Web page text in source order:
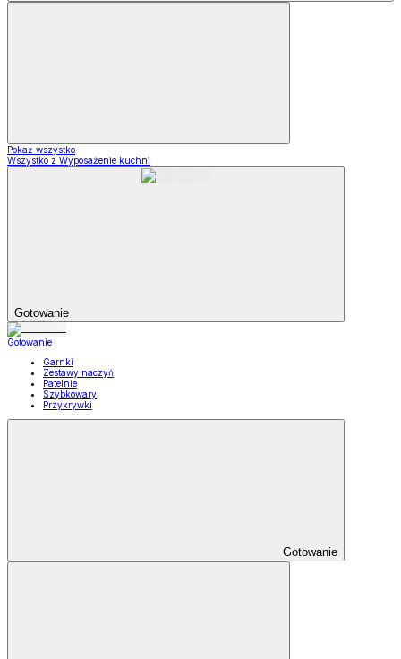
Pokaż wszystko
Wszystko z Wyposażenie kuchni
Gotowanie
Gotowanie
Garnki
Zestawy naczyń
Patelnie
Szybkowary
Przykrywki
Gotowanie